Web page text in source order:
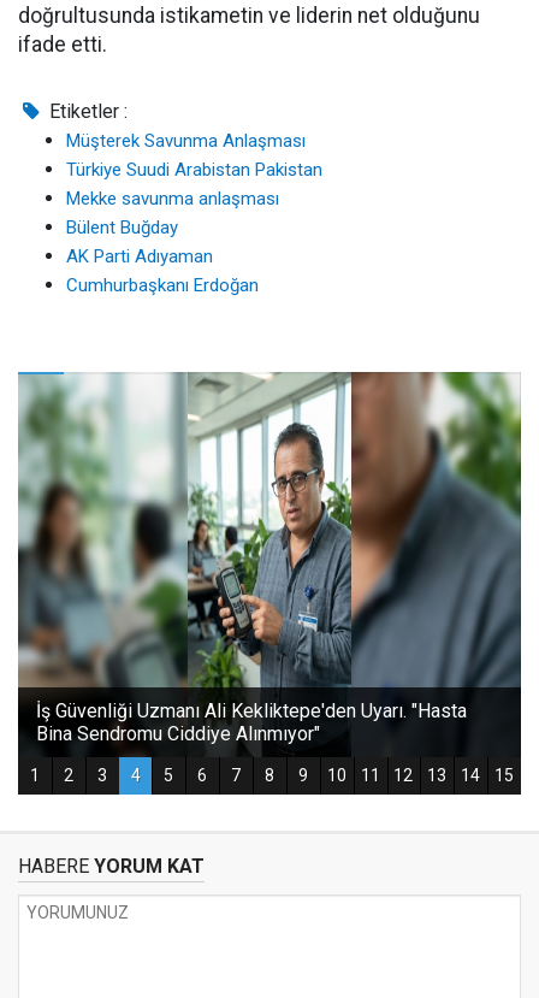
doğrultusunda istikametin ve liderin net olduğunu
ifade etti.
Etiketler :
Müşterek Savunma Anlaşması
Türkiye Suudi Arabistan Pakistan
Mekke savunma anlaşması
Bülent Buğday
AK Parti Adıyaman
Cumhurbaşkanı Erdoğan
HABERE YORUM KAT